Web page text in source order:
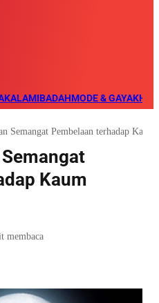
KALAMIBADAHMODE & GAYA
Semangat Pembelaan terhadap Kaum
Kaum
membaca